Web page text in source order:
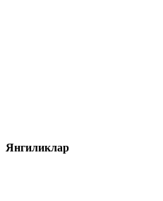
Янгиликлар